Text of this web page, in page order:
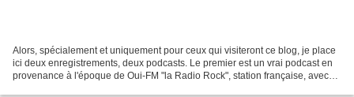
Alors, spécialement et uniquement pour ceux qui visiteront ce blog, je place
ici deux enregistrements, deux podcasts. Le premier est un vrai podcast en
provenance à l'époque de Oui-FM "la Radio Rock", station française, avec